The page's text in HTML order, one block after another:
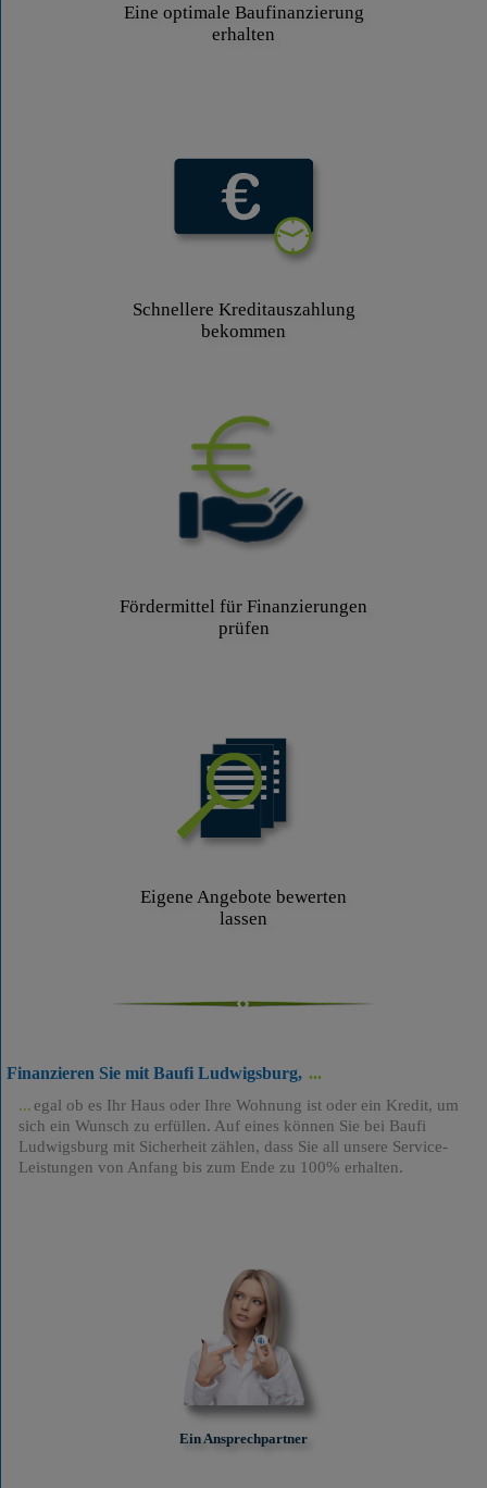
Eine optimale Baufinanzierung
erhalten
Schnellere Kreditauszahlung
bekommen
Fördermittel für Finanzierungen
prüfen
Eigene Angebote bewerten
lassen
Finanzieren Sie mit Baufi Ludwigsburg,
egal ob es Ihr Haus oder Ihre Wohnung ist oder ein Kredit, um
sich ein Wunsch zu erfüllen. Auf eines können Sie bei Baufi
Ludwigsburg mit Sicherheit zählen, dass Sie all unsere Service-
Leistungen von Anfang bis zum Ende zu 100% erhalten.
Ein Ansprechpartner